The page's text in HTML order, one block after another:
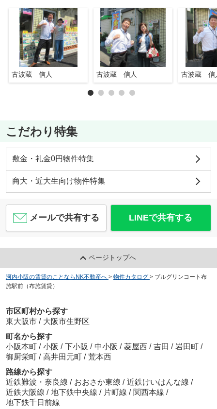
古波蔵 信人 古波蔵 信人 古波蔵 信
こだわり特集
敷金・礼金0円物件特集
商大・近大生向け物件特集
メールで共有する LINEで共有する
ページトップへ
河内小阪の賃貸のことならNK不動産へ > 物件カタログ > ブルグリンコート布
施駅前（布施賃貸）
市区町村から探す
東大阪市 / 大阪市生野区
町名から探す
小阪本町 / 小阪 / 下小阪 / 中小阪 / 菱屋西 / 吉田 / 岩田町 /
御厨栄町 / 高井田元町 / 荒本西
路線から探す
近鉄難波・奈良線 / おおさか東線 / 近鉄けいはんな線 /
近鉄大阪線 / 地下鉄中央線 / 片町線 / 関西本線 /
地下鉄千日前線